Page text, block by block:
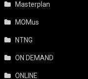
Masterplan
MOMus
NTNG
ON DEMAND
ONLINE